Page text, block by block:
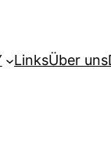
LinksÜber uns